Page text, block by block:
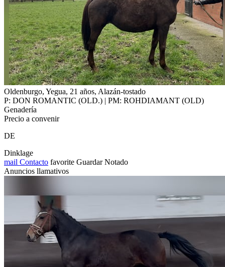
Oldenburgo, Yegua, 21 años, Alazán-tostado
P: DON ROMANTIC (OLD.) | PM: ROHDIAMANT (OLD)
Genadería
Precio a convenir
DE
Dinklage
mail Contacto favorite Guardar Notado
Anuncios llamativos